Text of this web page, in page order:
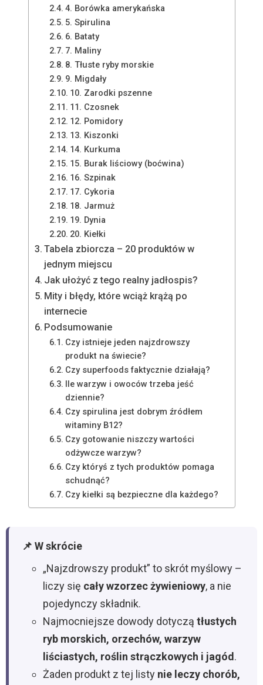
4. Borówka amerykańska
5. Spirulina
6. Bataty
7. Maliny
8. Tłuste ryby morskie
9. Migdały
10. Zarodki pszenne
11. Czosnek
12. Pomidory
13. Kiszonki
14. Kurkuma
15. Burak liściowy (boćwina)
16. Szpinak
17. Cykoria
18. Jarmuż
19. Dynia
20. Kiełki
Tabela zbiorcza – 20 produktów w
jednym miejscu
Jak ułożyć z tego realny jadłospis?
Mity i błędy, które wciąż krążą po
internecie
Podsumowanie
Czy istnieje jeden najzdrowszy
produkt na świecie?
Czy superfoods faktycznie działają?
Ile warzyw i owoców trzeba jeść
dziennie?
Czy spirulina jest dobrym źródłem
witaminy B12?
Czy gotowanie niszczy wartości
odżywcze warzyw?
Czy któryś z tych produktów pomaga
schudnąć?
Czy kiełki są bezpieczne dla każdego?
📌 W skrócie
„Najzdrowszy produkt” to skrót myślowy –
liczy się cały wzorzec żywieniowy, a nie
pojedynczy składnik.
Najmocniejsze dowody dotyczą tłustych
ryb morskich, orzechów, warzyw
liściastych, roślin strączkowych i jagód.
Żaden produkt z tej listy nie leczy chorób,